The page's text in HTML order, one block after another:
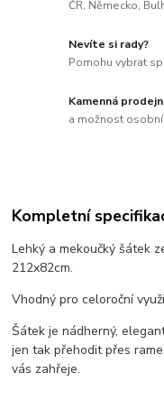
ČR, Německo,
Nevíte si rady?
Pomohu vybrat
Kamenná
a možnost
Kompletní
Lehký a mekoučký šátek
212x82cm.
Vhodný pro celoroční
Šátek je nádherný,
jen tak přehodit přes
vás zahřeje.